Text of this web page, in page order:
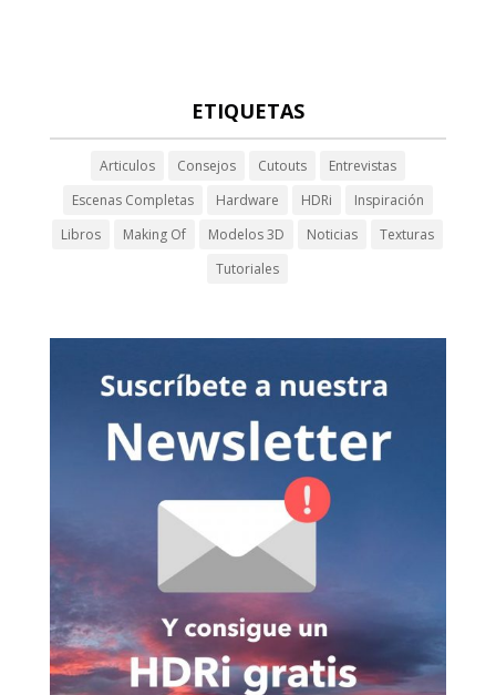
ETIQUETAS
Articulos Consejos Cutouts
Entrevistas
Escenas Completas
Hardware HDRi
Inspiración
Libros
Making Of Modelos 3D Noticias
Texturas
Tutoriales